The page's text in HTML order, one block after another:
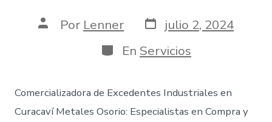
AutorPor Lenner Fecha
de
publicación
julio 2, 2024
Categorías
En Servicios
Comercializadora de Excedentes Industriales en
Curacaví Metales Osorio: Especialistas en Compra y